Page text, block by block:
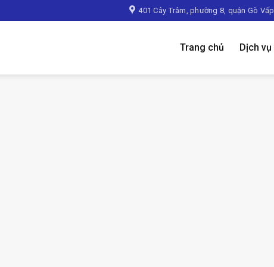
401 Cây Trâm, phường 8, quận Gò Vấp
Trang chủ Dịch vụ